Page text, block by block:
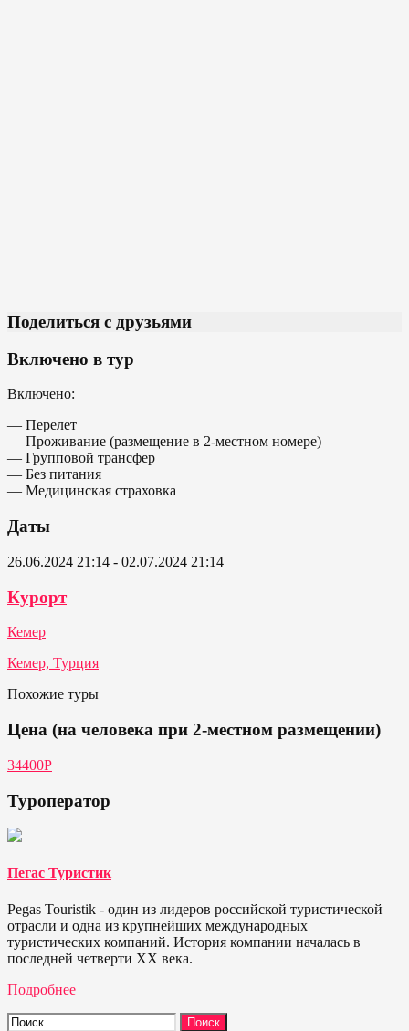
Поделиться с друзьями
Включено в тур
Включено:
— Перелет
— Проживание (размещение в 2-местном номере)
— Групповой трансфер
— Без питания
— Медицинская страховка
Даты
26.06.2024 21:14 - 02.07.2024 21:14
Курорт
Кемер
Кемер, Турция
Похожие туры
Цена (на человека при 2-местном размещении)
34400Р
Туроператор
Пегас Туристик
Pegas Touristik - один из лидеров российской туристической
отрасли и одна из крупнейших международных
туристических компаний. История компании началась в
последней четверти ХХ века.
Подробнее
Найти: